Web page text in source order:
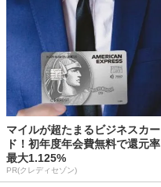
マイルが超たまるビジネスカー
ド！初年度年会費無料で還元率
最大1.125%
PR(クレディセゾン)